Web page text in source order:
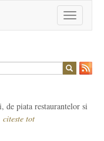
Toggle
navigation
de piata restaurantelor si
citeste tot